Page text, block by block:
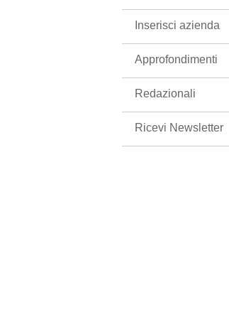
Inserisci azienda
Approfondimenti
Redazionali
Ricevi Newsletter